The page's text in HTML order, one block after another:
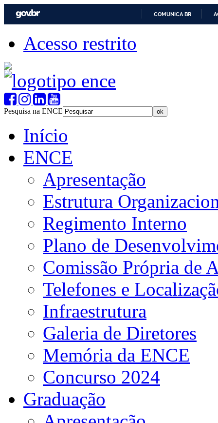
COMUNICA BR
Acesso restrito
Pesquisa na ENCE
Início
ENCE
Apresentação
Estrutura
Regimento Interno
Plano de
Comissão Própria de
Telefones e
Infraestrutura
Galeria de Diretores
Memória da ENCE
Concurso 2024
Graduação